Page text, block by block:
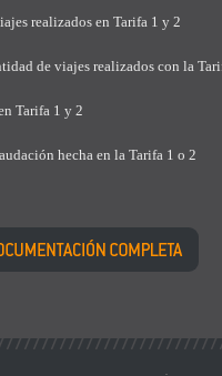
realizados en Tarifa 1 y 2
de viajes realizados con la
Tarifa 1 y 2
hecha en la Tarifa 1 o 2